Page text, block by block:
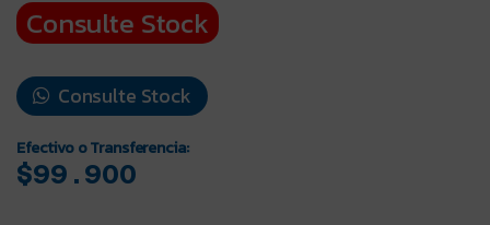
Consulte Stock
Consulte Stock
Efectivo o Transferencia:
$99.900